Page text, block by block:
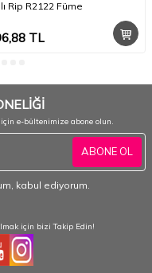
Rip R2122 Füme
TL
e-bültenimize abone olun.
ABONE OL
kabul ediyorum.
için bizi Takip Edin!